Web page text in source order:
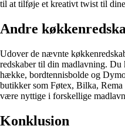
til at tilføje et kreativt twist til
Andre
Udover de nævnte
redskaber til din madlavning. Du
hække, bordtennisbolde og
butikker som Føtex, Bilka,
være nyttige i forskellige
Konklusion